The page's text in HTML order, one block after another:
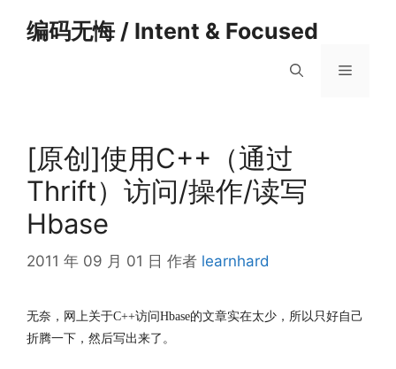
编码无悔 / Intent & Focused
菜
[原创]使用C++（通过
Thrift）访问/操作/读写
Hbase
2011 年 09 月 01 日 作者 learnhard
无奈，网上关于C++访问Hbase的文章实在太少，所以只好自己
折腾一下，然后写出来了。